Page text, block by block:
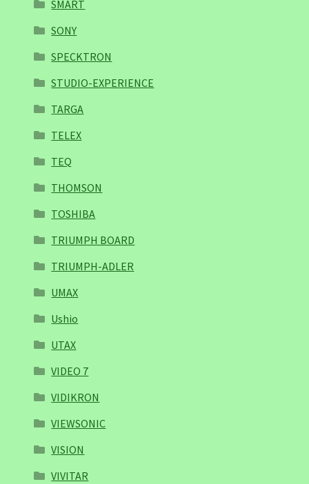
SMART
SONY
SPECKTRON
STUDIO-EXPERIENCE
TARGA
TELEX
TEQ
THOMSON
TOSHIBA
TRIUMPH BOARD
TRIUMPH-ADLER
UMAX
Ushio
UTAX
VIDEO 7
VIDIKRON
VIEWSONIC
VISION
VIVITAR